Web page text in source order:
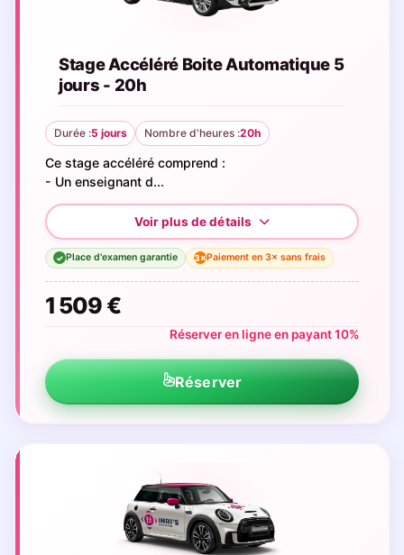
Stage Accéléré Boite Automatique 5
jours - 20h
Durée :5 jours Nombre d'heures :20h
Ce stage accéléré comprend :
- Un enseignant d...
✓ Place d'examen garantie 3×Paiement en 3× sans frais
1 509 €
Réserver en ligne en payant 10%
Réserver